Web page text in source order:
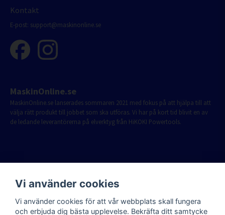
Kontakt
E-post: support@maskinonline.se
MaskinOnline.se
MaskinOnline.se lanserades sommaren 2021 med fokus på att hjälpa till att
välja rätt produkt till jobbet som ska utföras. Vi har på kort tid blivit en av
de ledande leverantörerna på elverktyg från HiKOKI Powertools.
Vi använder cookies
Vi använder cookies för att vår webbplats skall fungera
och erbjuda dig bästa upplevelse. Bekräfta ditt samtycke